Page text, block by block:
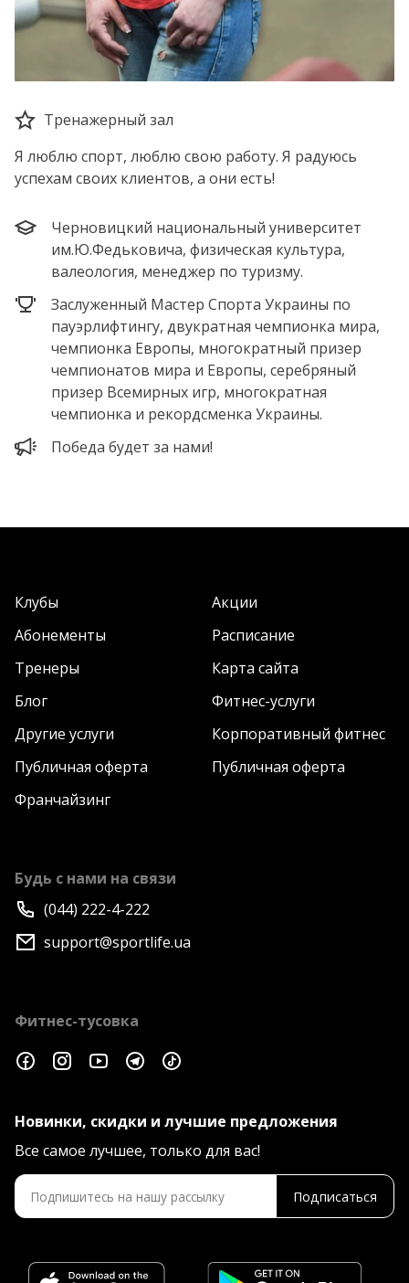
Тренажерный зал
Я люблю спорт, люблю свою работу. Я радуюсь
успехам своих клиентов, а они есть!
Черновицкий национальный университет
им.Ю.Федьковича, физическая культура,
валеология, менеджер по туризму.
Заслуженный Мастер Спорта Украины по
пауэрлифтингу, двукратная чемпионка мира,
чемпионка Европы, многократный призер
чемпионатов мира и Европы, серебряный
призер Всемирных игр, многократная
чемпионка и рекордсменка Украины.
Победа будет за нами!
Клубы
Акции
Абонементы
Расписание
Тренеры
Карта сайта
Блог
Фитнес-услуги
Другие услуги
Корпоративный фитнес
Публичная оферта
Публичная оферта
Франчайзинг
Будь с нами на связи
(044) 222-4-222
support@sportlife.ua
Фитнес-тусовка
Новинки, скидки и лучшие предложения
Все самое лучшее, только для вас!
Подписаться